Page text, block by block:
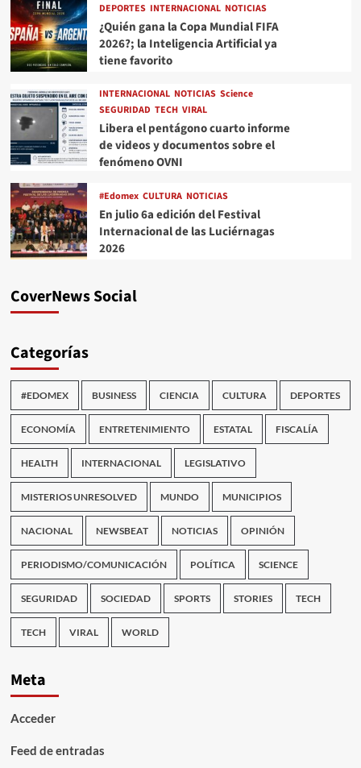
DEPORTES INTERNACIONAL NOTICIAS
¿Quién gana la Copa Mundial FIFA
2026?; la Inteligencia Artificial ya
tiene favorito
INTERNACIONAL NOTICIAS Science
SEGURIDAD TECH VIRAL
Libera el pentágono cuarto informe
de videos y documentos sobre el
fenómeno OVNI
#Edomex CULTURA NOTICIAS
En julio 6a edición del Festival
Internacional de las Luciérnagas
2026
CoverNews Social
Categorías
#EDOMEX BUSINESS CIENCIA CULTURA DEPORTES
ECONOMÍA ENTRETENIMIENTO ESTATAL FISCALÍA
HEALTH INTERNACIONAL LEGISLATIVO
MISTERIOS UNRESOLVED MUNDO MUNICIPIOS
NACIONAL NEWSBEAT NOTICIAS OPINIÓN
PERIODISMO/COMUNICACIÓN POLÍTICA SCIENCE
SEGURIDAD SOCIEDAD SPORTS STORIES TECH
TECH VIRAL WORLD
Meta
Acceder
Feed de entradas